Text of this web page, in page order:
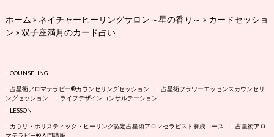
ホーム » ネイチャーヒーリングサロン～星の香り～ » カードセッショ
ン » 双子座満月のカード占い
COUNSELING
占星術アロマテラピー®カウンセリングセッション
占星術フラワーエッセンスカウンセリ
ングセッション
ライフデザインコンサルテーション
LESSON
カウリ・ホリスティック・ヒーリング認定占星術アロマセラピスト養成コース
占星術アロ
マテラピー®入門講座